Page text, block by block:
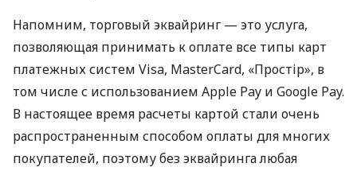
Напомним, торговый эквайринг — это услуга,
позволяющая принимать к оплате все типы карт
платежных систем Visa, MasterCard, «Простір», в
том числе с использованием Apple Pay и Google Pay.
В настоящее время расчеты картой стали очень
распространенным способом оплаты для многих
покупателей, поэтому без эквайринга любая